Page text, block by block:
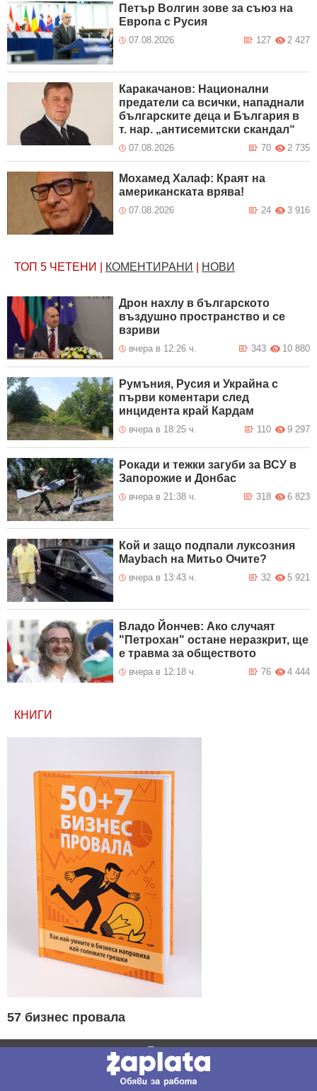
Петър Волгин зове за съюз на
Европа с Русия
07.08.2026 2 427
127
Каракачанов: Национални
предатели са всички, нападнали
българските деца и България в
т. нар. „антисемитски скандал“
07.08.2026 2 735
70
Мохамед Халаф: Краят на
американската врява!
07.08.2026 3 916
24
ТОП 5 ЧЕТЕНИ КОМЕНТИРАНИ НОВИ
Дрон нахлу в българското
въздушно пространство и се
взриви
вчера в 12:26 ч. 10 880
343
Румъния, Русия и Украйна с
първи коментари след
инцидента край Кардам
вчера в 18:25 ч. 9 297
110
Рокади и тежки загуби за ВСУ в
Запорожие и Донбас
вчера в 21:38 ч. 6 823
318
Кой и защо подпали луксозния
Maybach на Митьо Очите?
вчера в 13:43 ч. 5 921
32
Владо Йончев: Ако случаят
"Петрохан" остане неразкрит, ще
е травма за обществото
вчера в 12:18 ч. 4 444
76
КНИГИ
57 бизнес провала